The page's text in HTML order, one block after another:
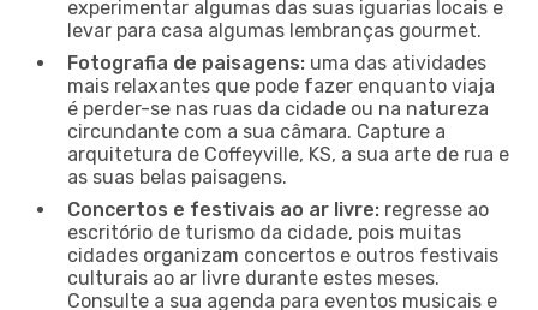
experimentar algumas das suas iguarias locais e
levar para casa algumas lembranças gourmet.
Fotografia de paisagens: uma das atividades
mais relaxantes que pode fazer enquanto viaja
é perder-se nas ruas da cidade ou na natureza
circundante com a sua câmara. Capture a
arquitetura de Coffeyville, KS, a sua arte de rua e
as suas belas paisagens.
Concertos e festivais ao ar livre: regresse ao
escritório de turismo da cidade, pois muitas
cidades organizam concertos e outros festivais
culturais ao ar livre durante estes meses.
Consulte a sua agenda para eventos musicais e